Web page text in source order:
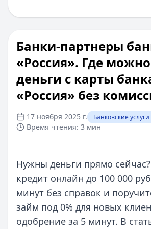
Банки-партнеры
«Россия». Где
деньги с карты
«Россия» без
17 ноября 2025 г. Банковские услуги
Время чтения: 3 мин
Нужны деньги прямо
кредит онлайн до 100 000
минут без справок и
займ под 0% для новых
одобрение за 5 минут. В